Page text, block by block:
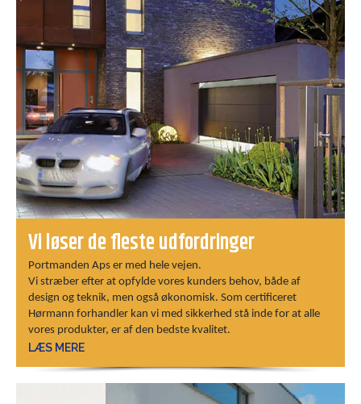
Vi løser de fleste udfordringer
Portmanden Aps er med hele vejen.
​​​​​​​Vi stræber efter at opfylde vores kunders behov, både af
design og teknik, men også økonomisk. Som certificeret
Hørmann forhandler kan vi med sikkerhed stå inde for at alle
vores produkter, er af den bedste kvalitet.
LÆS MERE